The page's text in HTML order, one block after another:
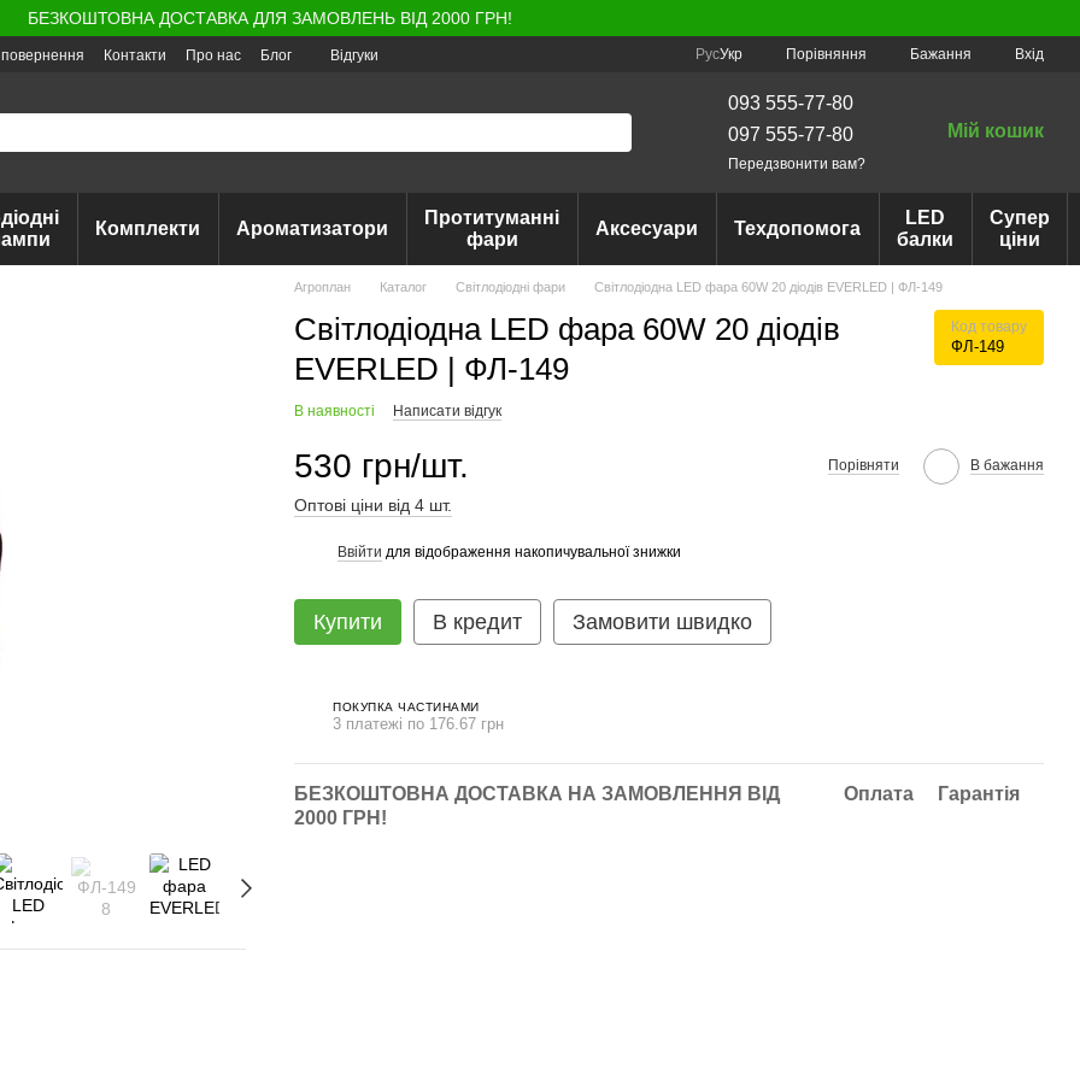
БЕЗКОШТОВНА ДОСТАВКА ДЛЯ ЗАМОВЛЕНЬ ВІД 2000 ГРН!
повернення Контакти Про нас Блог Відгуки РусУкр Порівняння Бажання Вхід
093 555-77-80
097 555-77-80
Передзвонити вам?
Мій кошик
Комплекти Ароматизатори
Протитуманні
фари
Аксесуари Техдопомога
LED
балки
Супер
ціни
Агроплан Каталог Світлодіодні фари Світлодіодна LED фара 60W 20 діодів EVERLED | ФЛ-149
Світлодіодна LED фара 60W 20 діодів
EVERLED | ФЛ-149
Код товару
ФЛ-149
В наявності Написати відгук
530 грн/шт. Порівняти В бажання
Оптові ціни від 4 шт.
Ввійти для відображення накопичувальної знижки
Купити В кредит Замовити швидко
ПОКУПКА ЧАСТИНАМИ
3 платежі по 176.67 грн
БЕЗКОШТОВНА ДОСТАВКА НА ЗАМОВЛЕННЯ ВІД
2000 ГРН!
Оплата Гарантія